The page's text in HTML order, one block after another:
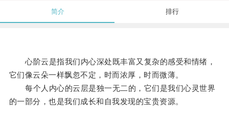
简介 排行
心阶云是指我们内心深处既丰富又复杂的感受和情绪，
它们像云朵一样飘忽不定，时而浓厚，时而微薄。
每个人内心的云层是独一无二的，它们是我们心灵世界
的一部分，也是我们成长和自我发现的宝贵资源。